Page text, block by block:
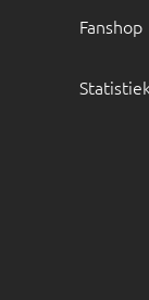
Fanshop